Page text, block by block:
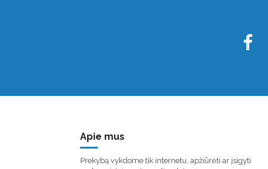
Apie mus
Prekybą vykdome tik internetu, apžiūrėti ar įsigyti